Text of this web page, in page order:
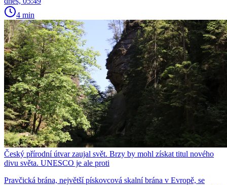
4 min
Český přírodní útvar zaujal svět. Brzy by mohl získat titul nového
divu světa. UNESCO je ale proti
Pravčická brána, největší pískovcová skalní brána v Evropě, se